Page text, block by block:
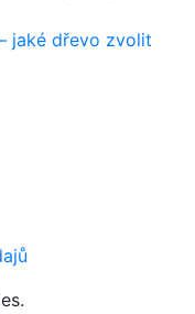
jaké dřevo zvolit